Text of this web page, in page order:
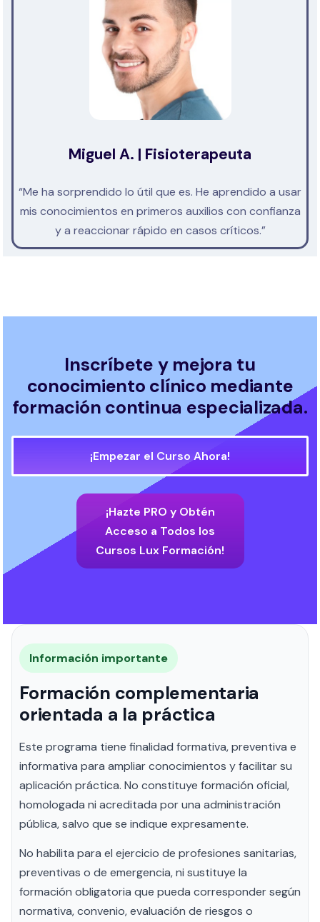
Miguel A. | Fisioterapeuta
“Me ha sorprendido lo útil que es. He aprendido a usar
mis conocimientos en primeros auxilios con confianza
y a reaccionar rápido en casos críticos.”
Inscríbete y mejora tu
conocimiento clínico mediante
formación continua especializada.
¡Empezar el Curso Ahora!
¡Hazte PRO y Obtén
Acceso a Todos los
Cursos Lux Formación!
Información importante
Formación complementaria
orientada a la práctica
Este programa tiene finalidad formativa, preventiva e
informativa para ampliar conocimientos y facilitar su
aplicación práctica. No constituye formación oficial,
homologada ni acreditada por una administración
pública, salvo que se indique expresamente.
No habilita para el ejercicio de profesiones sanitarias,
preventivas o de emergencia, ni sustituye la
formación obligatoria que pueda corresponder según
normativa, convenio, evaluación de riesgos o